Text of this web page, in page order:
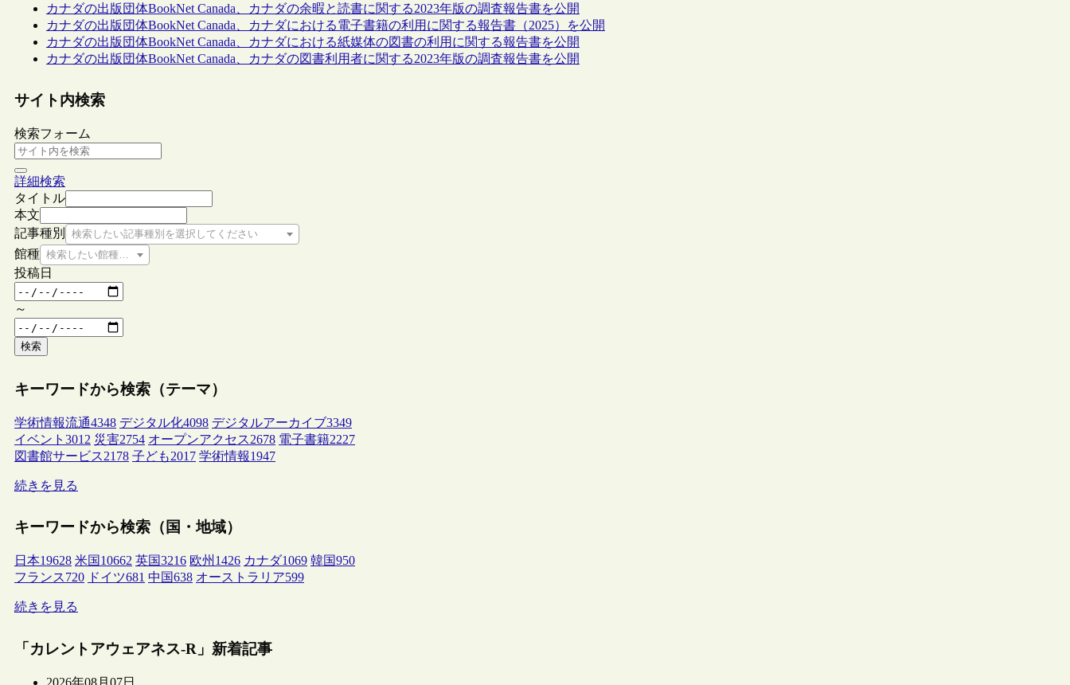
カナダの出版団体BookNet Canada、カナダの余暇と読書に関する2023年版の調査報告書を公開
カナダの出版団体BookNet Canada、カナダにおける電子書籍の利用に関する報告書（2025）を公開
カナダの出版団体BookNet Canada、カナダにおける紙媒体の図書の利用に関する報告書を公開
カナダの出版団体BookNet Canada、カナダの図書利用者に関する2023年版の調査報告書を公開
サイト内検索
検索フォーム
詳細検索
タイトル
本文
記事種別
検索したい記事種別を選択してください
館種 検索したい館種を選択してください
投稿日
～
検索
キーワードから検索（テーマ）
学術情報流通4348 デジタル化4098 デジタルアーカイブ3349
イベント 3012 災害2754 オープンアクセス2678 電子書籍2227
図書館サービス2178 子ども2017 学術情報1947
続きを見る
キーワードから検索（国・地域）
日本19628 米国 10662 英国3216 欧州 1426 カナダ1069 韓国950
フランス720 ドイツ681 中国638 オーストラリア599
続きを見る
「カレントアウェアネス-R」新着記事
2026年08月07日